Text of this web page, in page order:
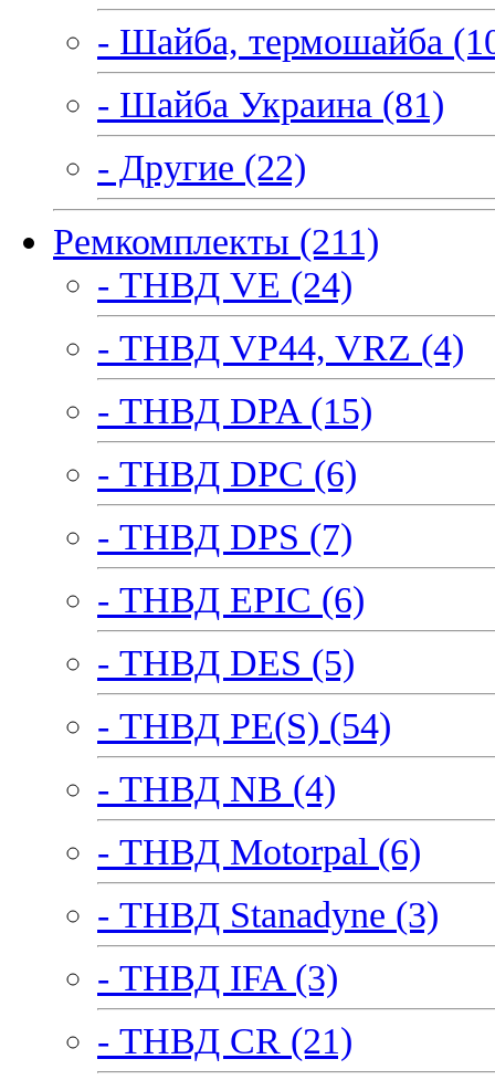
- Шайба, термошайба
- Шайба Украина (81)
- Другие (22)
Ремкомплекты (211)
- ТНВД VE (24)
- ТНВД VP44, VRZ (4)
- ТНВД DPA (15)
- ТНВД DPC (6)
- ТНВД DPS (7)
- ТНВД EPIC (6)
- ТНВД DES (5)
- ТНВД PE(S) (54)
- ТНВД NB (4)
- ТНВД Motorpal (6)
- ТНВД Stanadyne (3)
- ТНВД IFA (3)
- ТНВД CR (21)